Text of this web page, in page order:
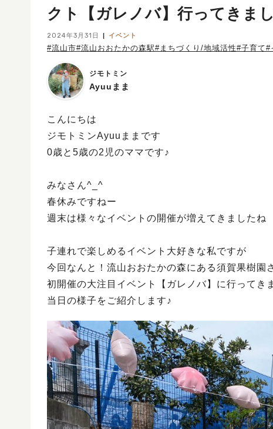
クト【ガレノバ】行ってきま
2024年3月31日 イベント
#流山市#流山おおたかの森駅#まちづくり/地域活性#子育て#
ジモトミン
Ayuuまま
こんにちは
ジモトミンAyuuままです
0歳と5歳の2児のママです♪
みなさん^_^
春休みですねー
週末は様々なイベントの開催が増えてきましたね
子連れで楽しめるイベント大好きな私ですが
今回なんと！流山おおたかの森にある須賀果樹園
初開催の大注目イベント【ガレノバ】に行ってき
当日の様子をご紹介します♪